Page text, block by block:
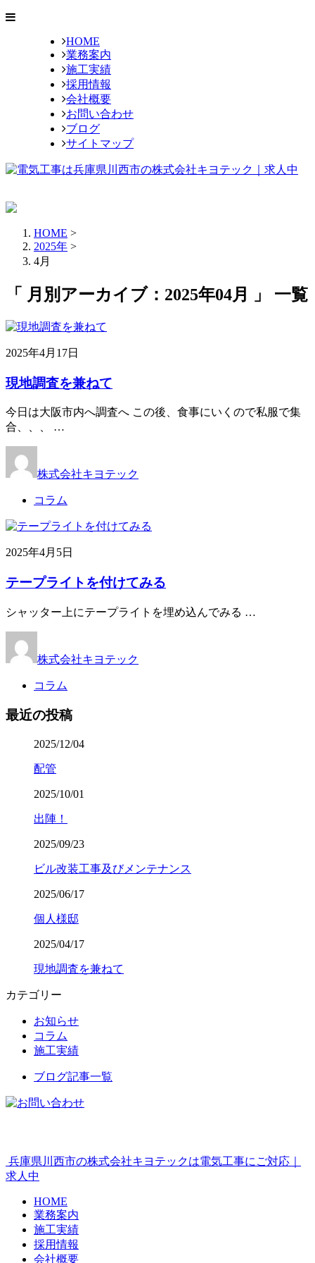
HOME
業務案内
施工実績
採用情報
会社概要
お問い合わせ
ブログ
サイトマップ
HOME >
2025年 >
4月
「 月別アーカイブ：2025年04月 」 一覧
2025年4月17日
現地調査を兼ねて
今日は大阪市内へ調査へ この後、食事にいくので私服で集
合、、、 …
株式会社キヨテック
コラム
2025年4月5日
テープライトを付けてみる
シャッター上にテープライトを埋め込んでみる …
株式会社キヨテック
コラム
最近の投稿
2025/12/04
配管
2025/10/01
出陣！
2025/09/23
ビル改装工事及びメンテナンス
2025/06/17
個人様邸
2025/04/17
現地調査を兼ねて
カテゴリー
お知らせ
コラム
施工実績
ブログ記事一覧
兵庫県川西市の株式会社キヨテックは電気工事にご対応｜
求人中
HOME
業務案内
施工実績
採用情報
会社概要